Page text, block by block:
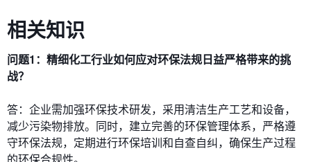
相关知识
问题1：精细化工行业如何应对环保法规日益严格带来的挑
战？
答：企业需加强环保技术研发，采用清洁生产工艺和设备，
减少污染物排放。同时，建立完善的环保管理体系，严格遵
守环保法规，定期进行环保培训和自查自纠，确保生产过程